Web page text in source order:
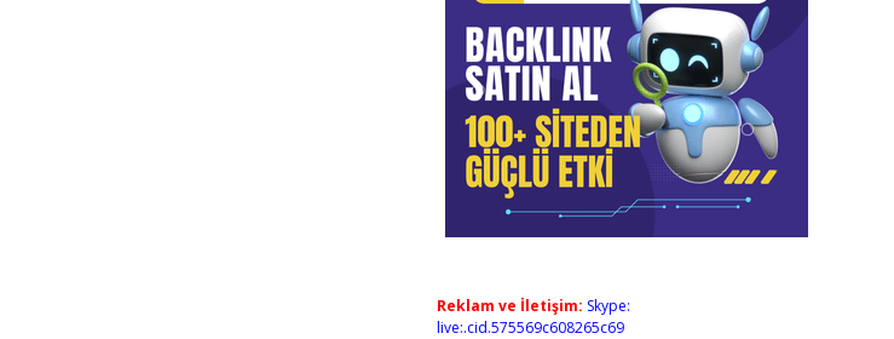
Reklam ve İletişim: Skype:
live:.cid.575569c608265c69